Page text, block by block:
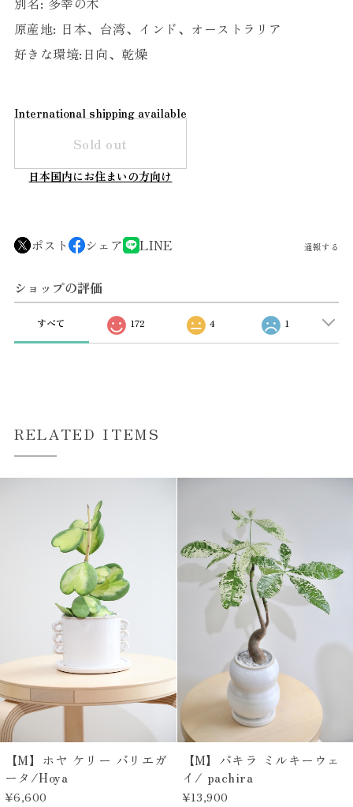
原産地: 日本、台湾、インド、オーストラリア
好きな環境:日向、乾燥
International shipping available
Sold out
日本国内にお住まいの方向け
ポスト シェア LINE 通報する
ショップの評価
すべて 172 4 1
RELATED ITEMS
【M】ホヤ ケリー バリエガ
ータ/Hoya
¥6,600
【M】パキラ ミルキーウェ
イ/ pachira
¥13,900